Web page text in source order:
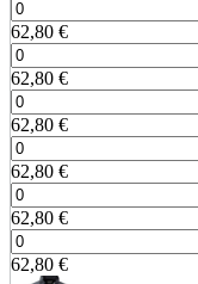
62,80 €
62,80 €
62,80 €
62,80 €
62,80 €
62,80 €